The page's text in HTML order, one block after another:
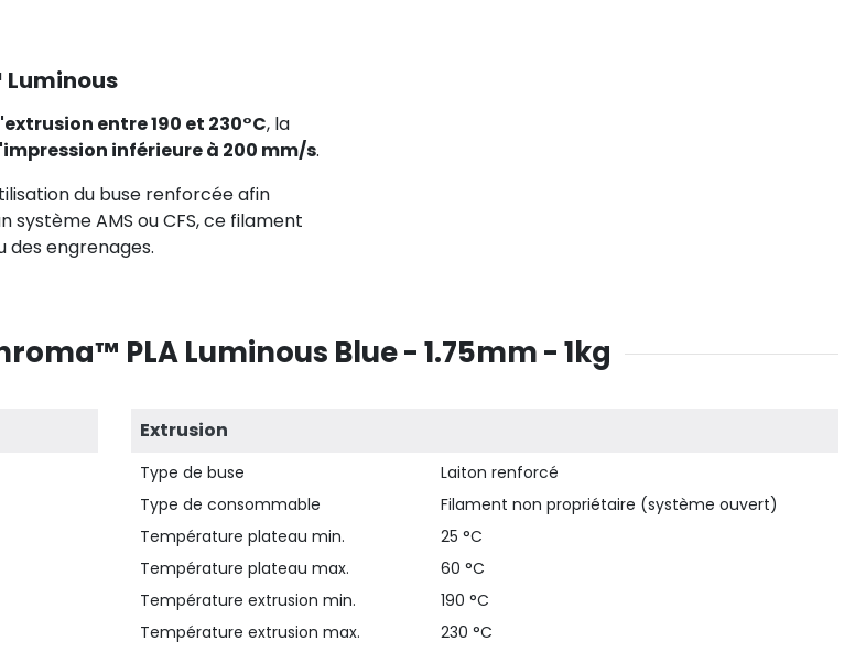
entre 190 et 230°C, la
inférieure à 200 mm/s.
du buse renforcée afin
système AMS ou CFS, ce filament
engrenages.
PLA Luminous Blue - 1.75mm - 1kg
Extrusion
Type de buse
Laiton renforcé
Type de consommable
Filament non propriétaire (système ouvert)
Température plateau min.
25 °C
Température plateau max.
60 °C
Température extrusion min.
190 °C
Température extrusion max.
230 °C